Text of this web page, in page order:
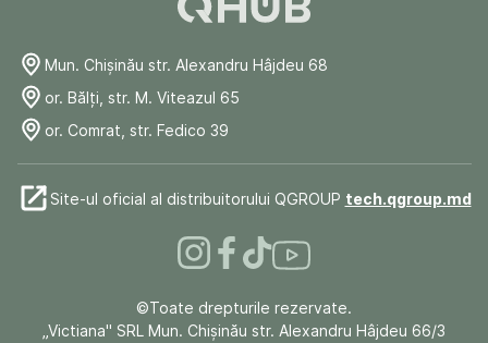
Mun. Chişinău str. Alexandru Hâjdeu 68
or. Bălți, str. M. Viteazul 65
or. Comrat, str. Fedico 39
Site-ul oficial al distribuitorului QGROUP tech.qgroup.md
©Toate drepturile rezervate.
„Victiana" SRL Mun. Chişinău str. Alexandru Hâjdeu 66/3